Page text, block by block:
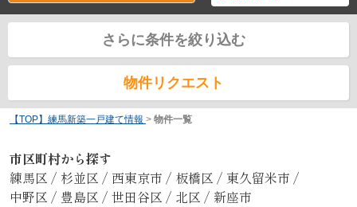
さらに条件を絞り込む
物件リクエスト
【TOP】練馬新築一戸建て情報 > 物件一覧
市区町村から探す
練馬区 / 杉並区 / 西東京市 / 板橋区 / 東久留米市 /
中野区 / 豊島区 / 世田谷区 / 北区 / 新座市